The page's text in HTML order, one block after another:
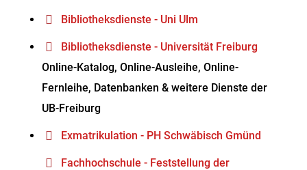
Bibliotheksdienste - Uni Ulm
Bibliotheksdienste - Universität Freiburg
Online-Katalog, Online-Ausleihe, Online-
Fernleihe, Datenbanken & weitere Dienste der
UB-Freiburg
Exmatrikulation - PH Schwäbisch Gmünd
Fachhochschule - Feststellung der